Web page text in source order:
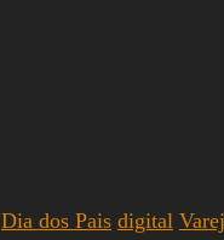
Dia dos Pais digital